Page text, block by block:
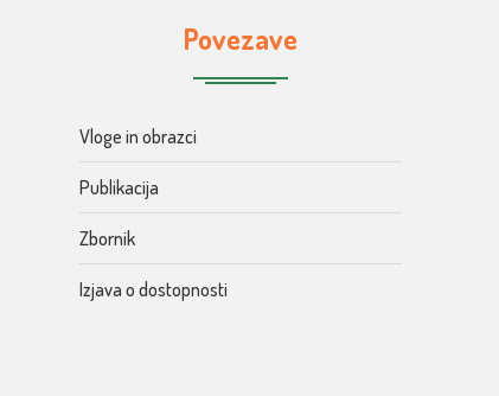
Povezave
Vloge in obrazci
Publikacija
Zbornik
Izjava o dostopnosti